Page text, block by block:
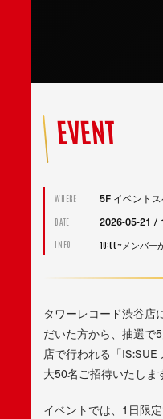
EVENT
WHERE 5F イベント
DATE 2026-05-21 /
INFO 10:00~メンバ
タワーレコード渋谷店
だいた方から、抽選で
店で行われる「
大50名ご招待いたしま
イベントでは、1日限